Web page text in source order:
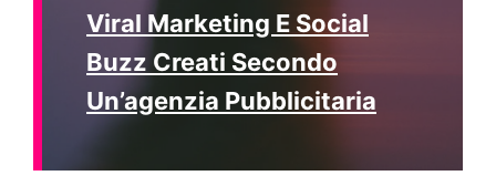
Viral Marketing E Social
Buzz Creati Secondo
Un’agenzia Pubblicitaria